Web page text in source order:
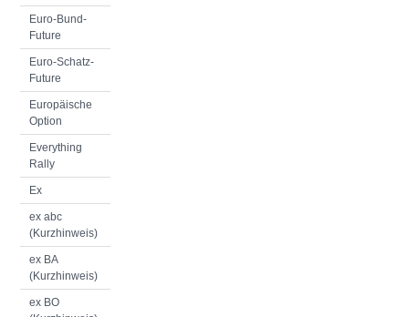
Euro-Bund-
Future
Euro-Schatz-
Future
Europäische
Option
Everything
Rally
Ex
ex abc
(Kurzhinweis)
ex BA
(Kurzhinweis)
ex BO